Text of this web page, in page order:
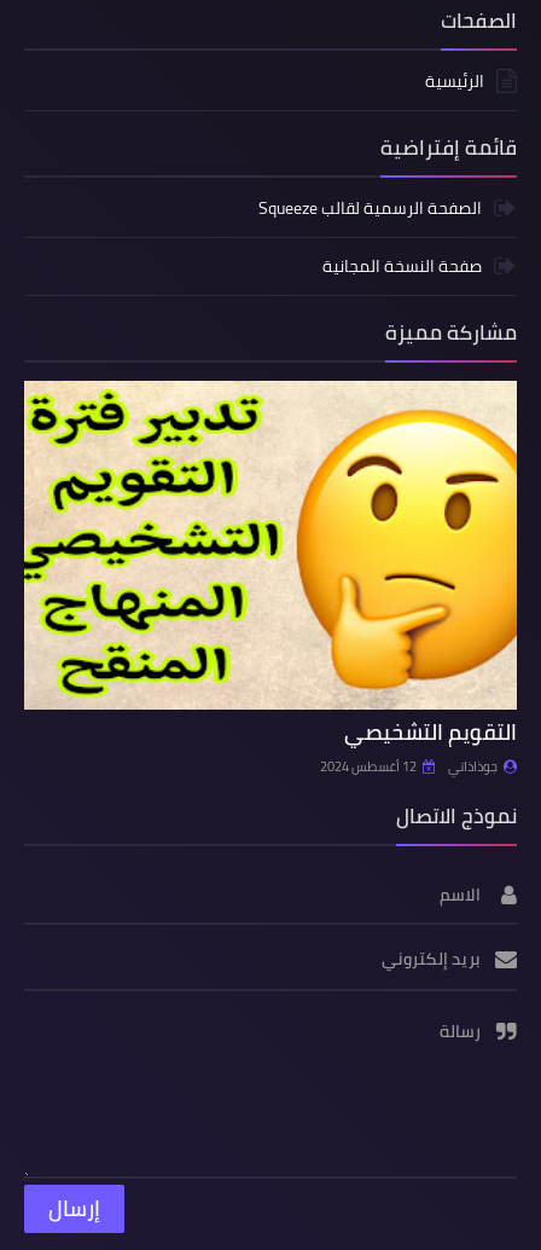
الصفحات
الرئيسية
قائمة إفتراضية
الصفحة الرسمية لقالب Squeeze
صفحة النسخة المجانية
مشاركة مميزة
التقويم التشخيصي
جوذاذاتي 12 أغسطس 2024
نموذج الاتصال
الاسم
بريد إلكتروني
رسالة